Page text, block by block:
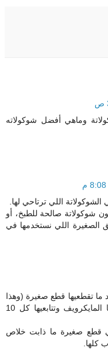
وماهي أفضل شوكولاته
اللي ترتاحي لها.
شوكولاتة صالحة للطبخ، أو
الصغيرة اللي نستخدمها في
ما تقطعيها قطع صغيرة (وهذا
أفضل عشان تذوب أسرع) وتدخليها المايكرويف وتتابعيها كل 10
قطع صغيرة ما ذابت خلاص
كلها.